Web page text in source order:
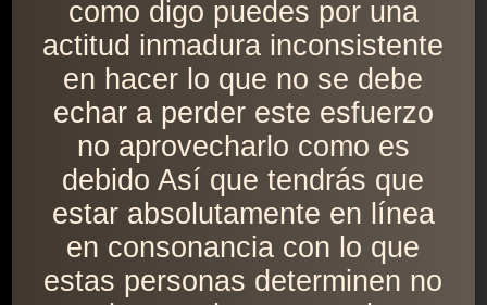
como digo puedes por una
actitud inmadura inconsistente
en hacer lo que no se debe
echar a perder este esfuerzo
no aprovecharlo como es
debido Así que tendrás que
estar absolutamente en línea
en consonancia con lo que
estas personas determinen no